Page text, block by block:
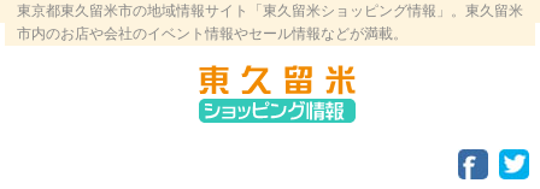
東京都東久留米市の地域情報サイト「東久留米ショッピング情報」。東久留米
市内のお店や会社のイベント情報やセール情報などが満載。